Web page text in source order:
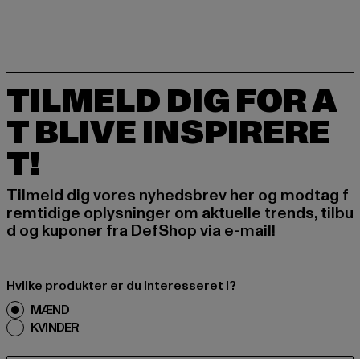
TILMELD DIG FOR A
T BLIVE INSPIRERE
T!
Tilmeld dig vores nyhedsbrev her og modtag f
remtidige oplysninger om aktuelle trends, tilbu
d og kuponer fra DefShop via e-mail!
Hvilke produkter er du interesseret i?
MÆND
KVINDER